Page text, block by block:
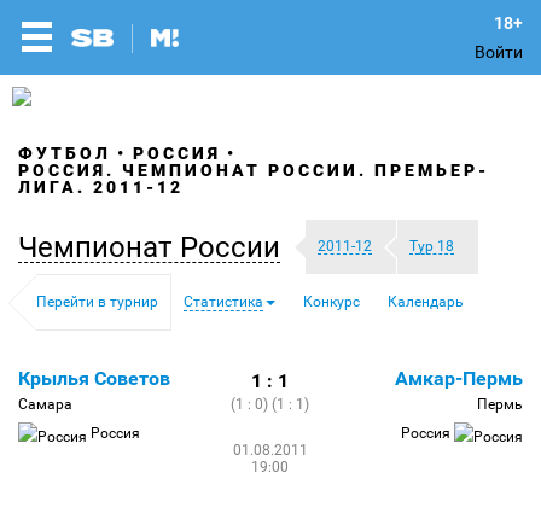
Войти
ФУТБОЛ
РОССИЯ
РОССИЯ. ЧЕМПИОНАТ РОССИИ. ПРЕМЬЕР-
ЛИГА. 2011-12
Чемпионат России 2011-12 Тур 18
Перейти в турнир Статистика Конкурс Календарь
Крылья Советов
Самара
Россия
1 : 1
(1 : 0) (1 : 1)
01.08.2011
19:00
Амкар-Пермь
Пермь
Россия